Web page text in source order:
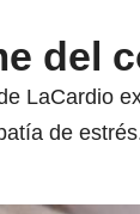
del
LaCardio
de